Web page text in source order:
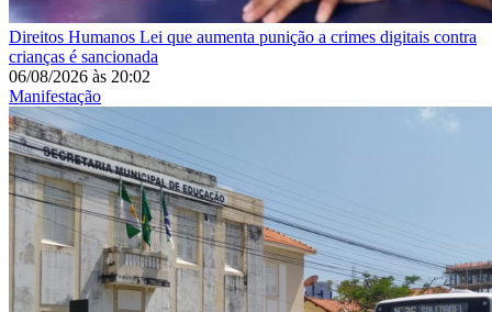
Direitos Humanos Lei que aumenta punição a crimes digitais contra
crianças é sancionada
06/08/2026 às 20:02
Manifestação